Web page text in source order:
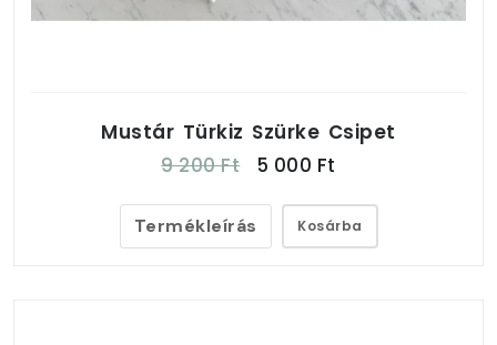
Mustár Türkiz Szürke Csipet
9 200 Ft
5 000 Ft
Termékleírás Kosárba